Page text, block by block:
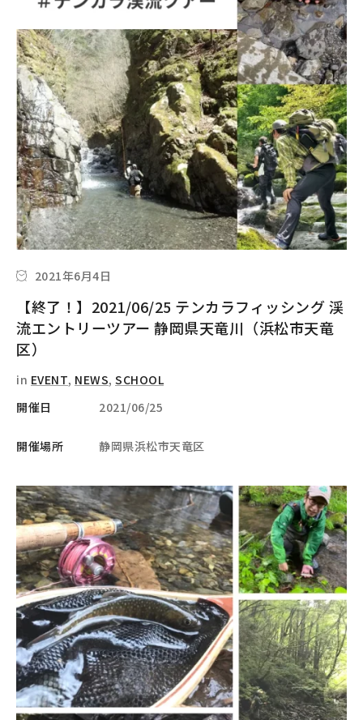
2021年6月4日
【終了！】2021/06/25 テンカラフィッシング 渓
流エントリーツアー 静岡県天竜川（浜松市天竜
区）
in EVENT, NEWS, SCHOOL
開催日
2021/06/25
開催場所 静岡県浜松市天竜区